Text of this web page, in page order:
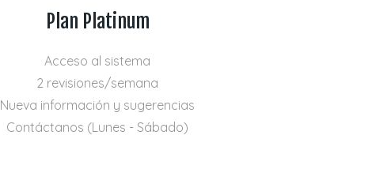
Plan Platinum
Acceso al sistema
2 revisiones/semana
Nueva información y sugerencias
Contáctanos (Lunes - Sábado)